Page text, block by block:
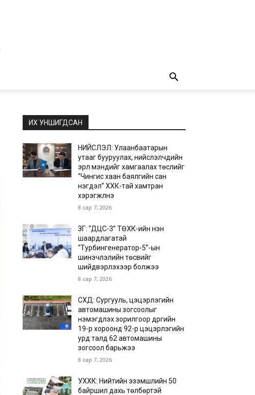
ИХ УНШИГДСАН
НИЙСЛЭЛ: Улаанбаатарын
утааг бууруулах, нийслэлчүүдийн
эрүүл мэндийг хамгаалах төслийг
“Чингис хаан баялгийн сан
нэгдэл” ХХК-тай хамтран
хэрэгжүүлнэ
8 сар 7, 2026
ЗГ: “ДЦС-3” ТӨХК-ийн нэн
шаардлагатай
“Турбингенератор-5”-ын
шинэчлэлийн төсвийг
шийдвэрлэхээр болжээ
8 сар 7, 2026
СХД: Сургууль, цэцэрлэгийн
автомашины зогсоолыг
нэмэгдүүлэх зорилгоор дүүргийн
19-р хороонд 92-р цэцэрлэгийн
урд талд 62 автомашины
зогсоол барьжээ
8 сар 7, 2026
УХХК: Нийтийн эзэмшлийн 50
байршил дахь төлбөртэй